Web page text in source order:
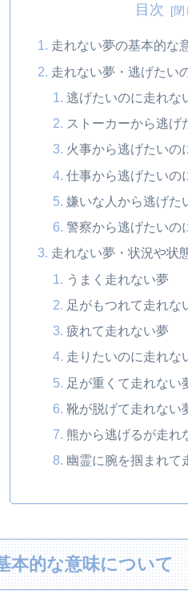
目次
走れない夢の基本的な
走れない夢・逃げたい
逃げたいのに走れな
ストーカーから逃げ
火事から逃げたいの
仕事から逃げたいの
嫌いな人から逃げた
警察から逃げたいの
走れない夢・状況や状
うまく走れない夢
足がもつれて走れな
疲れて走れない夢
走りたいのに走れな
足が重くて走れない
靴が脱げて走れない
熊から逃げるが走れ
幽霊に腕を掴まれて
本的な意味について